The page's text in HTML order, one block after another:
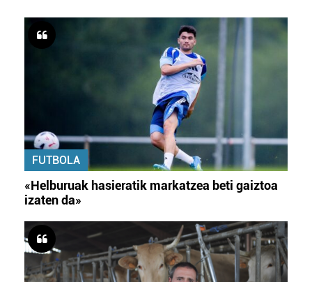
FUTBOLA
«Helburuak hasieratik markatzea beti gaiztoa
izaten da»